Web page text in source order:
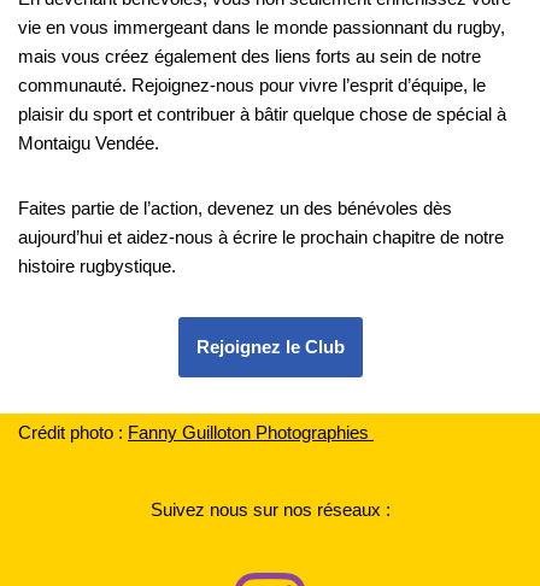
vie en vous immergeant dans le monde passionnant du rugby,
mais vous créez également des liens forts au sein de notre
communauté. Rejoignez-nous pour vivre l’esprit d’équipe, le
plaisir du sport et contribuer à bâtir quelque chose de spécial à
Montaigu Vendée.
Faites partie de l’action, devenez un des bénévoles dès
aujourd’hui et aidez-nous à écrire le prochain chapitre de notre
histoire rugbystique.
Rejoignez le Club
Crédit photo : Fanny Guilloton Photographies
Suivez nous sur nos réseaux :